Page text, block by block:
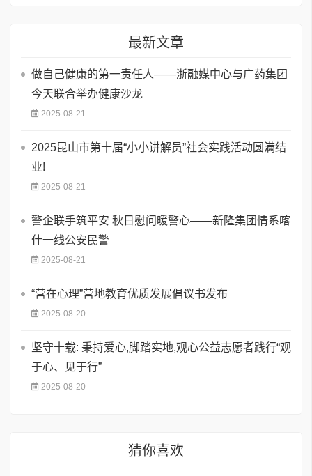
最新文章
做自己健康的第一责任人——浙融媒中心与广药集团
今天联合举办健康沙龙
2025-08-21
2025昆山市第十届“小小讲解员”社会实践活动圆满结
业!
2025-08-21
警企联手筑平安 秋日慰问暖警心——新隆集团情系喀
什一线公安民警
2025-08-21
“营在心理”营地教育优质发展倡议书发布
2025-08-20
坚守十载: 秉持爱心,脚踏实地,观心公益志愿者践行“观
于心、见于行”
2025-08-20
猜你喜欢